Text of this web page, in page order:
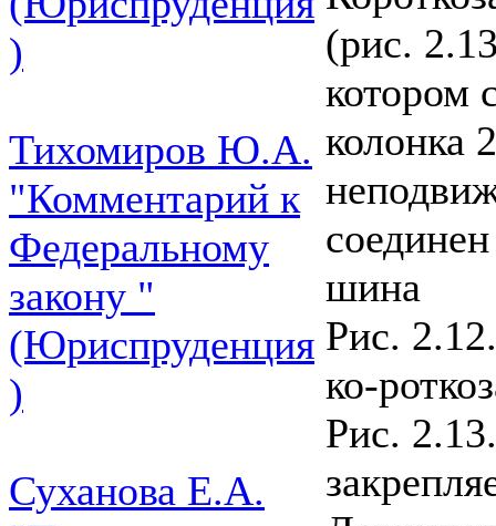
)
Тихомиров Ю.А.
"Комментарий к
Федеральному
закону "
(Юриспруденция
)
Суханова Е.А.
(рис.
котором
колонка
шина
Рис.
ко-
Рис.